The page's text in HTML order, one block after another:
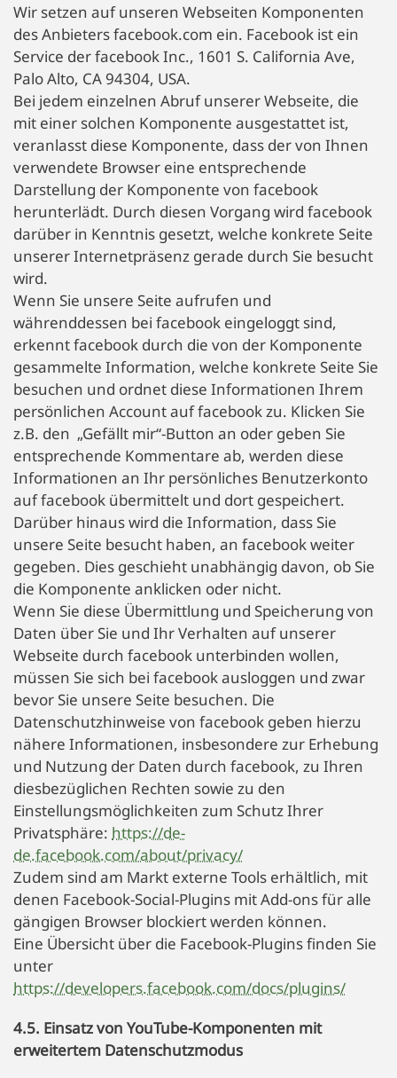
Wir setzen auf unseren Webseiten Komponenten
des Anbieters facebook.com ein. Facebook ist ein
Service der facebook Inc., 1601 S. California Ave,
Palo Alto, CA 94304, USA.
Bei jedem einzelnen Abruf unserer Webseite, die
mit einer solchen Komponente ausgestattet ist,
veranlasst diese Komponente, dass der von Ihnen
verwendete Browser eine entsprechende
Darstellung der Komponente von facebook
herunterlädt. Durch diesen Vorgang wird facebook
darüber in Kenntnis gesetzt, welche konkrete Seite
unserer Internetpräsenz gerade durch Sie besucht
wird.
Wenn Sie unsere Seite aufrufen und
währenddessen bei facebook eingeloggt sind,
erkennt facebook durch die von der Komponente
gesammelte Information, welche konkrete Seite Sie
besuchen und ordnet diese Informationen Ihrem
persönlichen Account auf facebook zu. Klicken Sie
z.B. den „Gefällt mir“-Button an oder geben Sie
entsprechende Kommentare ab, werden diese
Informationen an Ihr persönliches Benutzerkonto
auf facebook übermittelt und dort gespeichert.
Darüber hinaus wird die Information, dass Sie
unsere Seite besucht haben, an facebook weiter
gegeben. Dies geschieht unabhängig davon, ob Sie
die Komponente anklicken oder nicht.
Wenn Sie diese Übermittlung und Speicherung von
Daten über Sie und Ihr Verhalten auf unserer
Webseite durch facebook unterbinden wollen,
müssen Sie sich bei facebook ausloggen und zwar
bevor Sie unsere Seite besuchen. Die
Datenschutzhinweise von facebook geben hierzu
nähere Informationen, insbesondere zur Erhebung
und Nutzung der Daten durch facebook, zu Ihren
diesbezüglichen Rechten sowie zu den
Einstellungsmöglichkeiten zum Schutz Ihrer
Privatsphäre: https://de-
de.facebook.com/about/privacy/
Zudem sind am Markt externe Tools erhältlich, mit
denen Facebook-Social-Plugins mit Add-ons für alle
gängigen Browser blockiert werden können.
Eine Übersicht über die Facebook-Plugins finden Sie
unter
https://developers.facebook.com/docs/plugins/
4.5. Einsatz von YouTube-Komponenten mit
erweitertem Datenschutzmodus